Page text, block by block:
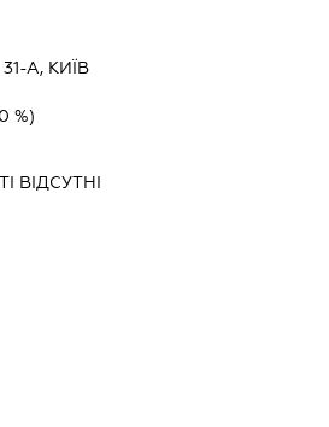
А, КИЇВ
%)
ВІДСУТНІ